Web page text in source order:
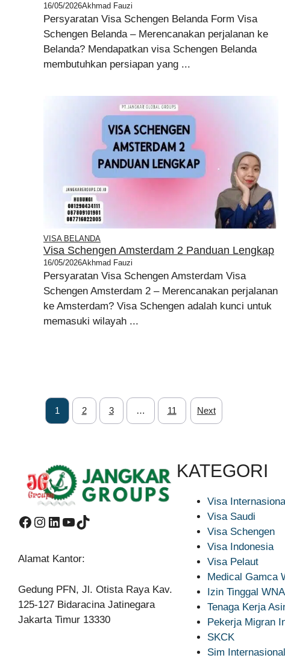
16/05/2026Akhmad Fauzi
Persyaratan Visa Schengen Belanda Form Visa
Schengen Belanda – Merencanakan perjalanan ke
Belanda? Mendapatkan visa Schengen Belanda
membutuhkan persiapan yang ...
VISA BELANDA
Visa Schengen Amsterdam 2 Panduan Lengkap
16/05/2026Akhmad Fauzi
Persyaratan Visa Schengen Amsterdam Visa
Schengen Amsterdam 2 – Merencanakan perjalanan
ke Amsterdam? Visa Schengen adalah kunci untuk
memasuki wilayah ...
1 2 3 … 11 Next
Facebook
Instagram
LinkedIn
YouTube
TikTok
Alamat Kantor:
Gedung PFN, Jl. Otista Raya Kav.
125-127 Bidaracina Jatinegara
Jakarta Timur 13330
KATEGORI
Visa
Visa Saudi
Visa Schengen
Visa Indonesia
Visa Pelaut
Medical Gamca
Izin Tinggal WNA
Tenaga Kerja
Pekerja Migran
SKCK
Sim Internasional